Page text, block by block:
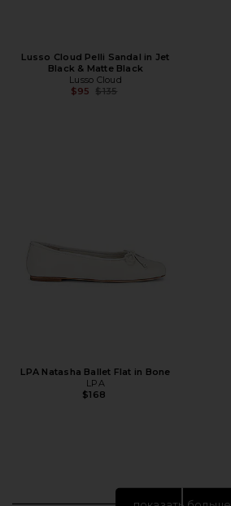
Lusso Cloud Pelli Sandal in Jet
Black & Matte Black
Lusso Cloud
$95
Предыдущая цена:
$135
LPA Natasha Ballet Flat in Bone
LPA
$168